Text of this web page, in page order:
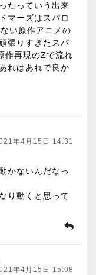
たっていう出来
マーズはスパロ
い原作アニメの
張りすぎたスパ
作再現のZで流れ
れはあれで良か
年4月15日 14:31
かないんだなっ
り動くと思って
年4月15日 15:08